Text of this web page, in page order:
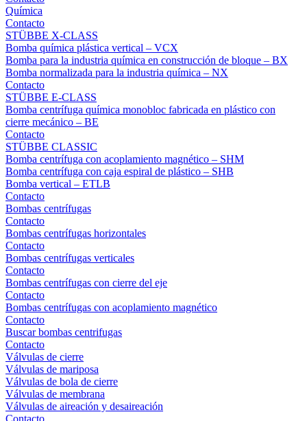
Química
Contacto
STÜBBE X-CLASS
Bomba química plástica vertical – VCX
Bomba para la industria química en construcción de bloque – BX
Bomba normalizada para la industria química – NX
Contacto
STÜBBE E-CLASS
Bomba centrífuga química monobloc fabricada en plástico con
cierre mecánico – BE
Contacto
STÜBBE CLASSIC
Bomba centrífuga con acoplamiento magnético – SHM
Bomba centrífuga con caja espiral de plástico – SHB
Bomba vertical – ETLB
Contacto
Bombas centrífugas
Contacto
Bombas centrífugas horizontales
Contacto
Bombas centrífugas verticales
Contacto
Bombas centrífugas con cierre del eje
Contacto
Bombas centrífugas con acoplamiento magnético
Contacto
Buscar bombas centrifugas
Contacto
Válvulas de cierre
Válvulas de mariposa
Válvulas de bola de cierre
Válvulas de membrana
Válvulas de aireación y desaireación